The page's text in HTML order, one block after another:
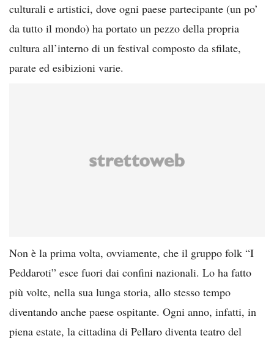
culturali e artistici, dove ogni paese partecipante (un po’
da tutto il mondo) ha portato un pezzo della propria
cultura all’interno di un festival composto da sfilate,
parate ed esibizioni varie.
Non è la prima volta, ovviamente, che il gruppo folk “I
Peddaroti” esce fuori dai confini nazionali. Lo ha fatto
più volte, nella sua lunga storia, allo stesso tempo
diventando anche paese ospitante. Ogni anno, infatti, in
piena estate, la cittadina di Pellaro diventa teatro del